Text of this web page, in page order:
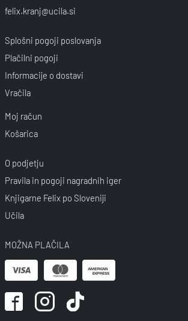
felix.kranj@ucila.si
Splošni pogoji poslovanja
Plačilni pogoji
Informacije o dostavi
Vračila
Moj račun
Košarica
O podjetju
Pravila in pogoji nagradnih iger
Knjigarne Felix po Sloveniji
Učila
MOŽNA PLAČILA